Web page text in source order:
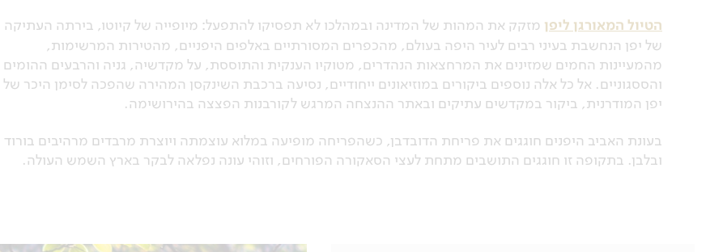
הטיול המאורגן ליפן מזקק את המהות של המדינה ובמהלכו לא תפסיקו להתפעל: מיופייה של קיוטו, בירתה העתיקה
של יפן הנחשבת בעיני רבים לעיר היפה בעולם, מהכפרים המסורתיים באלפים היפניים, מהטירות המרשימות,
מהמעיינות החמים שמזינים את המרחצאות הנהדרים, מטוקיו הענקית והתוססת, על מקדשיה, גניה והרבעים ההומים
והססגוניים. אל כל אלה נוספים ביקורים במוזיאונים ייחודיים, נסיעה ברכבת השינקסן המהירה שהפכה לסימן היכר של
יפן המודרנית, ביקור במקדשים עתיקים ובאתר ההנצחה המרגש לקורבנות הפצצה בהירושימה.
בעונת האביב היפנים חוגגים את פריחת הדובדבן, כשהפריחה מופיעה במלוא עוצמתה ויוצרת מרבדים מרהיבים בורוד
ובלבן. בתקופה זו חוגגים התושבים מתחת לעצי הסאקורה הפורחים, וזוהי עונה נפלאה לבקר בארץ השמש העולה.